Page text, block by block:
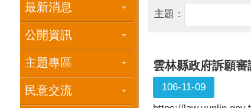
最新消息
公開資訊
主題專區
民意交流
主題：
雲林縣政府訴願審
106-11-09